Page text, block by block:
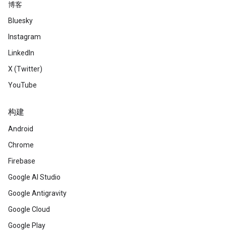
博客
Bluesky
Instagram
LinkedIn
X (Twitter)
YouTube
构建
Android
Chrome
Firebase
Google AI Studio
Google Antigravity
Google Cloud
Google Play